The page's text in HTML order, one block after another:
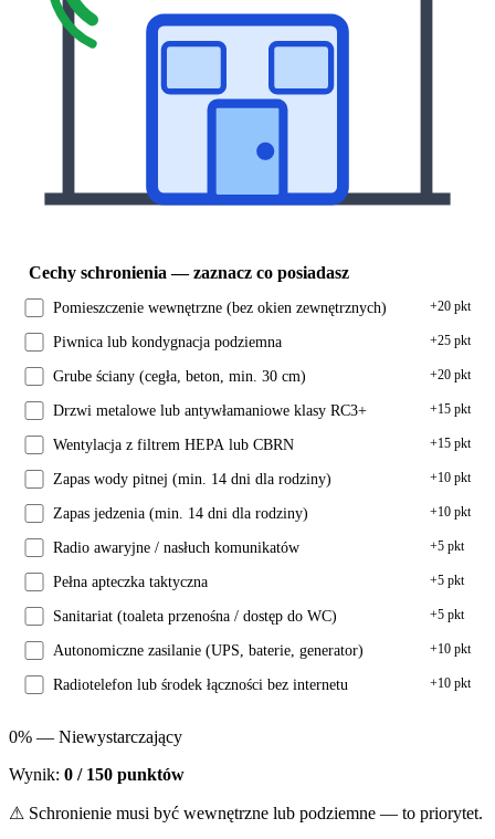
Cechy schronienia — zaznacz co posiadasz
Pomieszczenie wewnętrzne (bez okien zewnętrznych) +20 pkt
Piwnica lub kondygnacja podziemna +25 pkt
Grube ściany (cegła, beton, min. 30 cm) +20 pkt
Drzwi metalowe lub antywłamaniowe klasy RC3+ +15 pkt
Wentylacja z filtrem HEPA lub CBRN +15 pkt
Zapas wody pitnej (min. 14 dni dla rodziny) +10 pkt
Zapas jedzenia (min. 14 dni dla rodziny) +10 pkt
Radio awaryjne / nasłuch komunikatów +5 pkt
Pełna apteczka taktyczna +5 pkt
Sanitariat (toaleta przenośna / dostęp do WC) +5 pkt
Autonomiczne zasilanie (UPS, baterie, generator) +10 pkt
Radiotelefon lub środek łączności bez internetu +10 pkt
0% — Niewystarczający
Wynik: 0 / 150 punktów
⚠ Schronienie musi być wewnętrzne lub podziemne — to priorytet.